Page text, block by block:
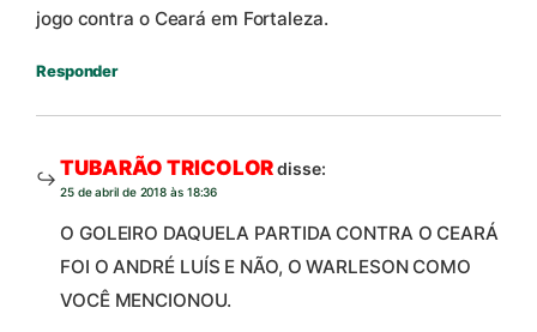
jogo contra o Ceará em Fortaleza.
Responder
TUBARÃO TRICOLORdisse:
25 de abril de 2018 às 18:36
O GOLEIRO DAQUELA PARTIDA CONTRA O CEARÁ
FOI O ANDRÉ LUÍS E NÃO, O WARLESON COMO
VOCÊ MENCIONOU.